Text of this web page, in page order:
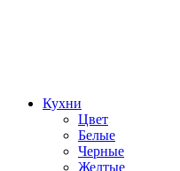
Кухни
Цвет
Белые
Черные
Желтые